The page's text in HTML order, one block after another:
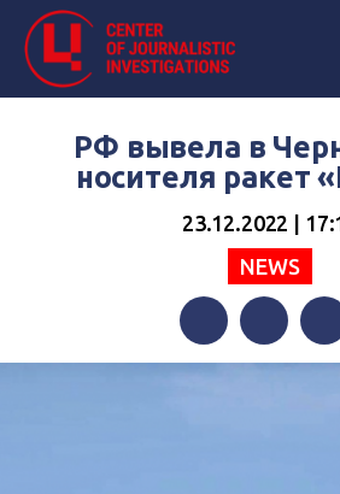
РФ вывела в
носителя ракет
23.12.2022 |
NEWS
FacebookTwitter